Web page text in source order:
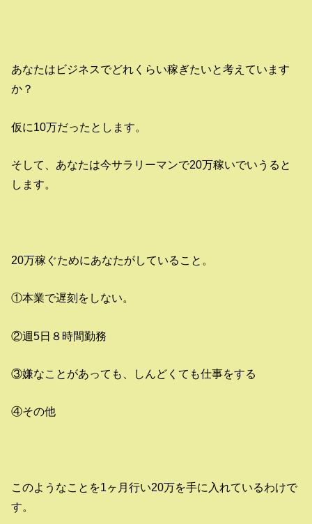
あなたはビジネスでどれくらい稼ぎたいと考えています
か？
仮に10万だったとします。
そして、あなたは今サラリーマンで20万稼いでいうると
します。
20万稼ぐためにあなたがしていること。
①本業で遅刻をしない。
②週5日８時間勤務
③嫌なことがあっても、しんどくても仕事をする
④その他
このようなことを1ヶ月行い20万を手に入れているわけで
す。